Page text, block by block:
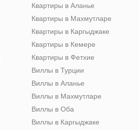
Квартиры в Аланье
Квартиры в Махмутларе
Квартиры в Каргыджаке
Квартиры в Кемере
Квартиры в Фетхие
Виллы в Турции
Виллы в Аланье
Виллы в Махмутларе
Виллы в Оба
Виллы в Каргыджаке